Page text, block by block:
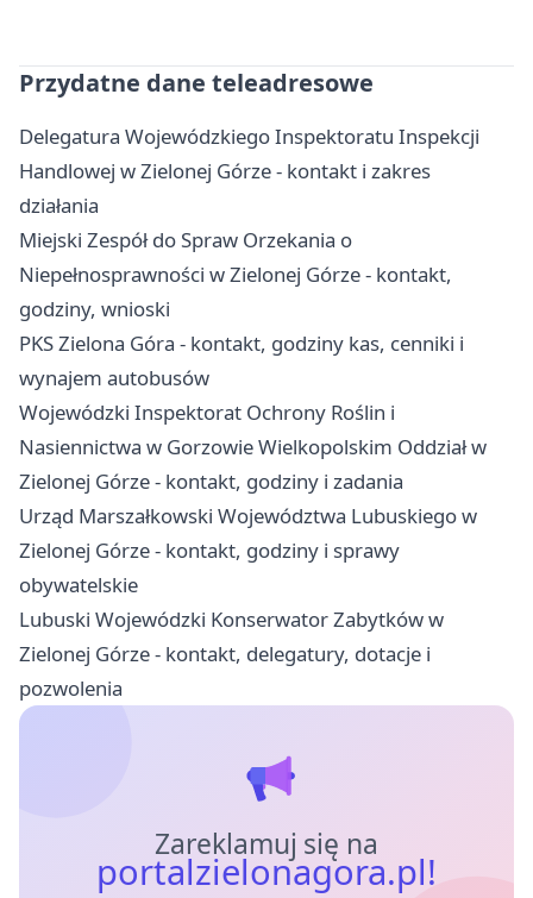
Przydatne dane teleadresowe
Delegatura Wojewódzkiego Inspektoratu Inspekcji
Handlowej w Zielonej Górze - kontakt i zakres
działania
Miejski Zespół do Spraw Orzekania o
Niepełnosprawności w Zielonej Górze - kontakt,
godziny, wnioski
PKS Zielona Góra - kontakt, godziny kas, cenniki i
wynajem autobusów
Wojewódzki Inspektorat Ochrony Roślin i
Nasiennictwa w Gorzowie Wielkopolskim Oddział w
Zielonej Górze - kontakt, godziny i zadania
Urząd Marszałkowski Województwa Lubuskiego w
Zielonej Górze - kontakt, godziny i sprawy
obywatelskie
Lubuski Wojewódzki Konserwator Zabytków w
Zielonej Górze - kontakt, delegatury, dotacje i
pozwolenia
Zareklamuj się na
portalzielonagora.pl!